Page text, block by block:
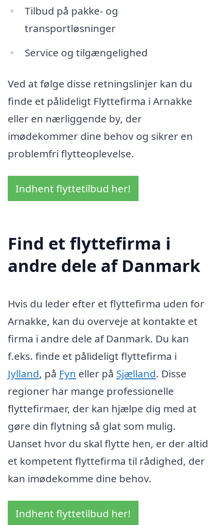
Tilbud på pakke- og
transportløsninger
Service og tilgængelighed
Ved at følge disse retningslinjer kan du
finde et pålideligt Flyttefirma i Arnakke
eller en nærliggende by, der
imødekommer dine behov og sikrer en
problemfri flytteoplevelse.
Indhent flyttetilbud her!
Find et flyttefirma i
andre dele af Danmark
Hvis du leder efter et flyttefirma uden for
Arnakke, kan du overveje at kontakte et
firma i andre dele af Danmark. Du kan
f.eks. finde et pålideligt flyttefirma i
Jylland, på Fyn eller på Sjælland. Disse
regioner har mange professionelle
flyttefirmaer, der kan hjælpe dig med at
gøre din flytning så glat som mulig.
Uanset hvor du skal flytte hen, er der altid
et kompetent flyttefirma til rådighed, der
kan imødekomme dine behov.
Indhent flyttetilbud her!